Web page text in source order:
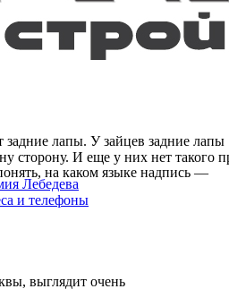
задние лапы. У зайцев задние лапы
сторону. И еще у них нет такого
на каком языке надпись —
выглядит очень
Лебедева
и телефоны